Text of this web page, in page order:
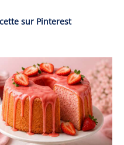
sur Pinterest